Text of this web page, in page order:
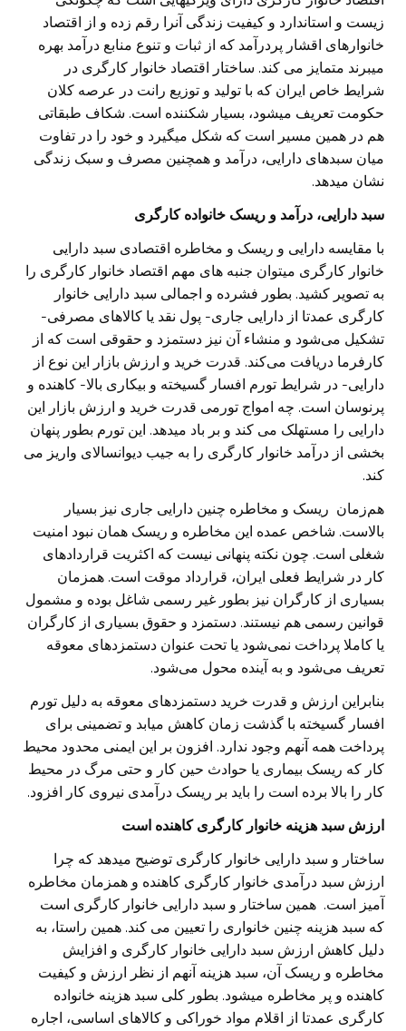
زیست و استاندارد و کیفیت زندگی آنرا رقم زده و از اقتصاد
خانوارهای اقشار پردرآمد که از ثبات و تنوع منابع درآمد بهره
میبرند متمایز می کند. ساختار اقتصاد خانوار کارگری در
شرایط خاص ایران که با تولید و توزیع رانت در عرصه کلان
حکومت تعریف میشود، بسیار شکننده است. شکاف طبقاتی
هم در همین مسیر است که شکل میگیرد و خود را در تفاوت
میان سبدهای دارایی، درآمد و همچنین مصرف و سبک زندگی
نشان میدهد.
سبد دارایی، درآمد و ریسک خانواده کارگری
با مقایسه دارایی و ریسک و مخاطره اقتصادی سبد دارایی
خانوار کارگری میتوان جنبه های مهم اقتصاد خانوار کارگری را
به تصویر کشید. بطور فشرده و اجمالی سبد دارایی خانوار
کارگری عمدتا از دارایی جاری- پول نقد یا کالاهای مصرفی-
تشکیل می‌شود و منشاء آن نیز دستمزد و حقوقی است که از
کارفرما دریافت می‌کند. قدرت خرید و ارزش بازار این نوع از
دارایی- در شرایط تورم افسار گسیخته و بیکاری بالا- کاهنده و
پرنوسان است. چه امواج تورمی قدرت خرید و ارزش بازار این
دارایی را مستهلک می کند و بر باد میدهد. این تورم بطور پنهان
بخشی از درآمد خانوار کارگری را به جیب دیوانسالای واریز می
کند.
هم‌زمان ریسک و مخاطره چنین دارایی جاری نیز بسیار
بالاست. شاخص عمده این مخاطره و ریسک همان نبود امنیت
شغلی است. چون نکته پنهانی نیست که اکثریت قراردادهای
کار در شرایط فعلی ایران، قرارداد موقت است. همزمان
بسیاری از کارگران نیز بطور غیر رسمی شاغل بوده و مشمول
قوانین رسمی هم نیستند. دستمزد و حقوق بسیاری از کارگران
یا کاملا پرداخت نمی‌شود یا تحت عنوان دستمزدهای معوقه
تعریف می‌شود و به آینده محول می‌شود.
بنابراین ارزش و قدرت خرید دستمزدهای معوقه به دلیل تورم
افسار گسیخته با گذشت زمان کاهش میابد و تضمینی برای
پرداخت همه آنهم وجود ندارد. افزون بر این ایمنی محدود محیط
کار که ریسک بیماری یا حوادث حین کار و حتی مرگ در محیط
کار را بالا برده است را باید بر ریسک درآمدی نیروی کار افزود.
ارزش سبد هزینه خانوار کارگری کاهنده است
ساختار و سبد دارایی خانوار کارگری توضیح میدهد که چرا
ارزش سبد درآمدی خانوار کارگری کاهنده و همزمان مخاطره
آمیز است. همین ساختار و سبد دارایی خانوار کارگری است
که سبد هزینه چنین خانواری را تعیین می کند. همین راستا، به
دلیل کاهش ارزش سبد دارایی خانوار کارگری و افزایش
مخاطره و ریسک آن، سبد هزینه آنهم از نظر ارزش و کیفیت
کاهنده و پر مخاطره میشود. بطور کلی سبد هزینه خانواده
کارگری عمدتا از اقلام مواد خوراکی و کالاهای اساسی، اجاره